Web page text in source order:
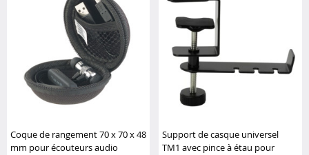
Coque de rangement 70 x 70 x 48
mm pour écouteurs audio
Support de casque universel
TM1 avec pince à étau pour